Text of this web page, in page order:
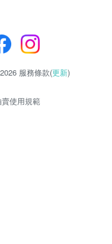
服務條款(更新)
使用規範